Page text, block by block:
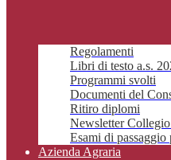
Regolamenti
Libri di testo a.s.
Programmi svolti
Documenti del
Ritiro diplomi
Newsletter
Esami di
Azienda Agraria